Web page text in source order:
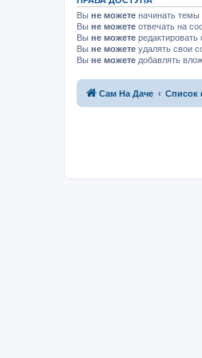
Вы не можете начинать темы
Вы не можете отвечать на
Вы не можете
Вы не можете удалять свои
Вы не можете добавлять
Сам На Даче Список